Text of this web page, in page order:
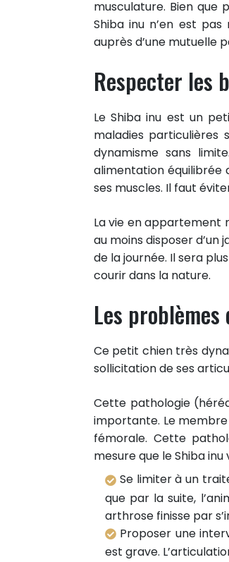
musculature. Bien que
Shiba inu n’en est
auprès d’une mutuelle
Respecter les
Le Shiba inu est un
maladies
dynamisme sans
alimentation équilibrée
ses muscles. Il faut
La vie en appartement
au moins disposer d’un
de la journée. Il sera
courir dans la nature.
Les
Ce petit chien très
sollicitation de ses
Cette pathologie
importante. Le
fémorale. Cette
mesure que le Shiba
Se limiter à un
que par la suite,
arthrose finisse par
Proposer une
est grave.